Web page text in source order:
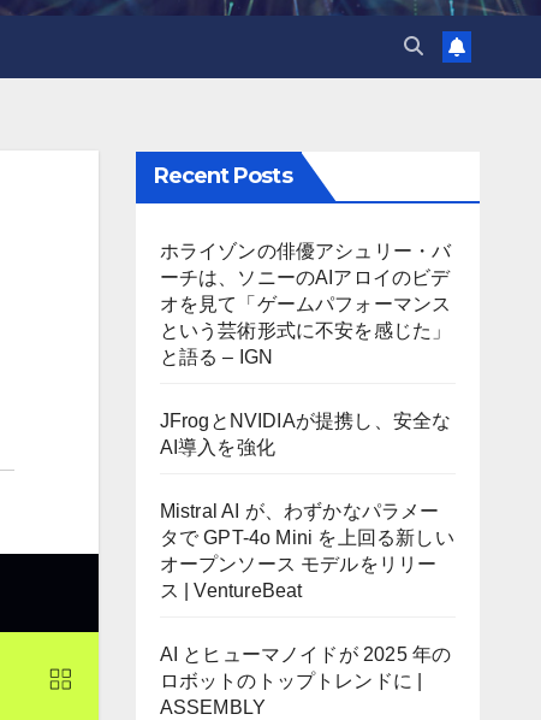
Recent Posts
ホライゾンの俳優アシュリー・バ
ーチは、ソニーのAIアロイのビデ
オを見て「ゲームパフォーマンス
という芸術形式に不安を感じた」
と語る – IGN
JFrogとNVIDIAが提携し、安全な
AI導入を強化
Mistral AI が、わずかなパラメー
タで GPT-4o Mini を上回る新しい
オープンソース モデルをリリー
ス | VentureBeat
AI とヒューマノイドが 2025 年の
ロボットのトップトレンドに |
ASSEMBLY